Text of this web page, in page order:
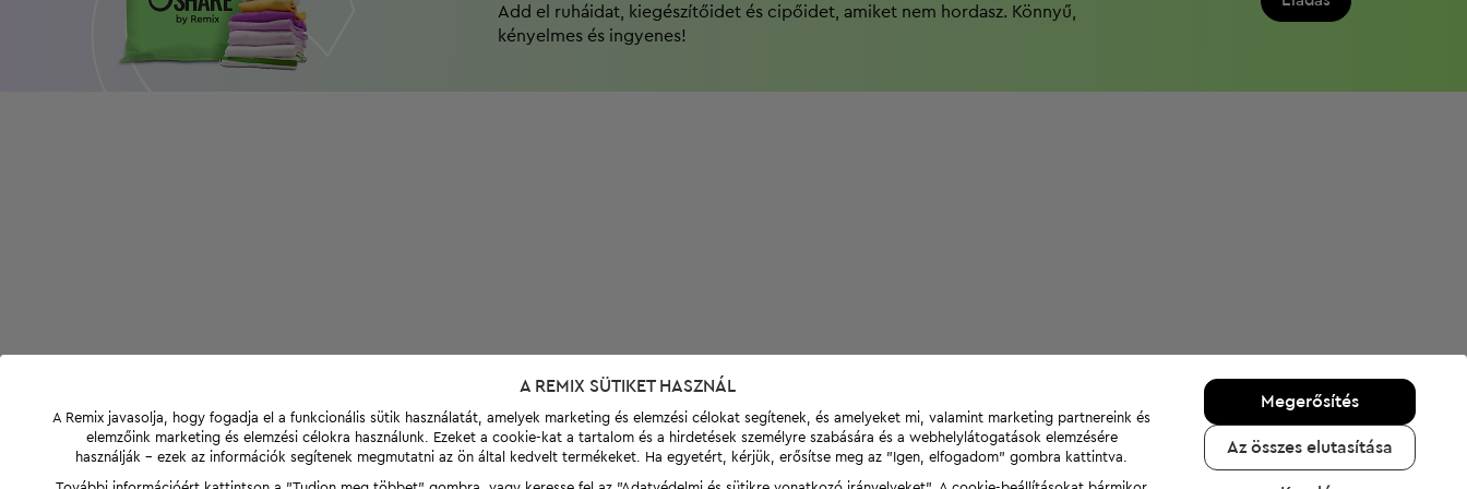
Add el ruháidat, kiegészítőidet és cipőidet, amiket nem hordasz. Könnyű,
kényelmes és ingyenes!
A REMIX SÜTIKET HASZNÁL
A Remix javasolja, hogy fogadja el a funkcionális sütik használatát, amelyek marketing és elemzési célokat segítenek, és amelyeket mi, valamint marketing partnereink és
elemzőink marketing és elemzési célokra használunk. Ezeket a cookie-kat a tartalom és a hirdetések személyre szabására és a webhelylátogatások elemzésére
használják - ezek az információk segítenek megmutatni az ön által kedvelt termékeket. Ha egyetért, kérjük, erősítse meg az "Igen, elfogadom" gombra kattintva.
Megerősítés
Az összes elutasítása